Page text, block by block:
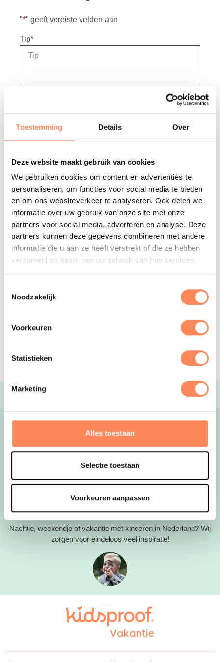
Toestemming Details Over
Deze website maakt gebruik van cookies
We gebruiken cookies om content en advertenties te
personaliseren, om functies voor social media te bieden
en om ons websiteverkeer te analyseren. Ook delen we
informatie over uw gebruik van onze site met onze
partners voor social media, adverteren en analyse. Deze
partners kunnen deze gegevens combineren met andere
informatie die u aan ze heeft verstrekt of die ze hebben
verzameld op basis van uw gebruik van hun services.
Noodzakelijk
Voorkeuren
Statistieken
Marketing
Alles toestaan
Selectie toestaan
Voorkeuren aanpassen
"*" geeft vereiste velden aan
Tip*
Naam *
E-mailadres*
gebruiken volgens de privacyverklaring op deze
Volg Kidsproofvakantie.nl overal
Volg ons op Facebook
Volg ons op Instagram
Mail ons
Nachtje, weekendje of vakantie met kinderen in Nederland? Wij
zorgen voor eindeloos veel inspiratie!
Vakantie